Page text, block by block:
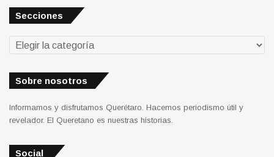
Secciones
Secciones
Sobre nosotros
Informamos y disfrutamos Querétaro. Hacemos periodismo útil y
revelador. El Queretano es nuestras historias.
Social